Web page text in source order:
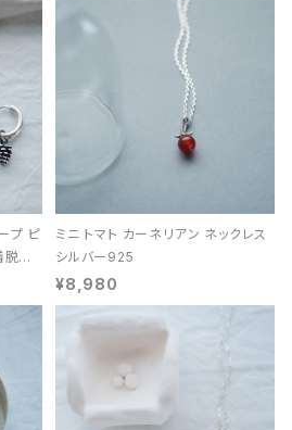
プ ピ
脱可
ミニ トマト カーネリアン ネックレス
シルバー925
¥8,980